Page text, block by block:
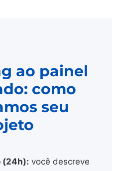
ao painel
como
seu
(24h): você descreve